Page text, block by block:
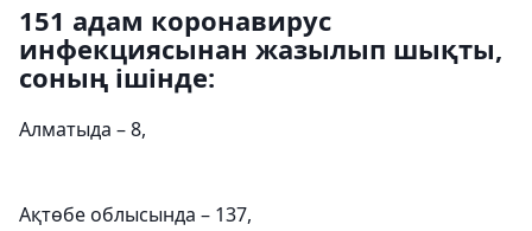
151 адам коронавирус
инфекциясынан жазылып шықты,
соның ішінде:
Алматыда – 8,
Ақтөбе облысында – 137,